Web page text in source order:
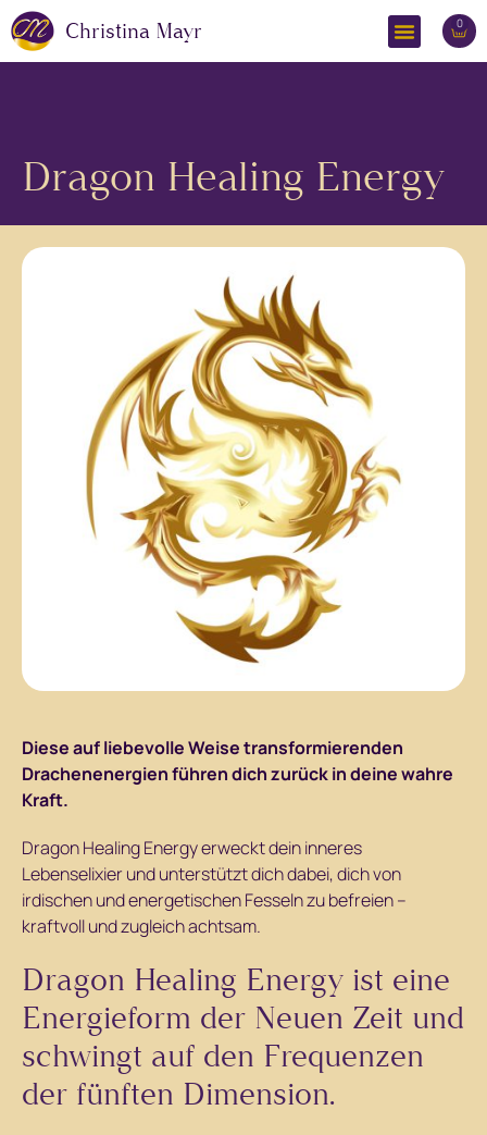
Christina Mayr 0
Dragon Healing Energy
Diese auf liebevolle Weise transformierenden
Drachenenergien führen dich zurück in deine wahre
Kraft.
Dragon Healing Energy erweckt dein inneres
Lebenselixier und unterstützt dich dabei, dich von
irdischen und energetischen Fesseln zu befreien –
kraftvoll und zugleich achtsam.
Dragon Healing Energy ist eine
Energieform der Neuen Zeit und
schwingt auf den Frequenzen
der fünften Dimension.